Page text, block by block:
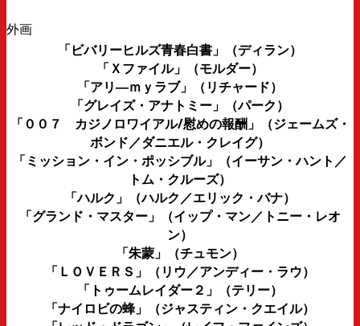
外画
「ビバリーヒルズ青春白書」（ディラン）
「Ｘファイル」（モルダー）
「アリ―ｍｙラブ」（リチャード）
「グレイズ・アナトミー」（パーク）
「００７ カジノロワイアル/慰めの報酬」（ジェームズ・
ボンド／ダニエル・クレイグ）
「ミッション・イン・ポッシブル」（イーサン・ハント／
トム・クルーズ）
「ハルク」（ハルク／エリック・バナ）
「グランド・マスター」（イップ・マン／トニー・レオ
ン）
「朱蒙」（チュモン）
「ＬＯＶＥＲＳ」（リウ／アンディー・ラウ）
「トゥームレイダー２」（テリー）
「ナイロビの蜂」（ジャスティン・クエイル）